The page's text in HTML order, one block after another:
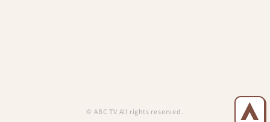
© ABC TV All rights reserved.